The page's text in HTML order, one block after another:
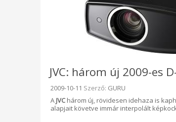
JVC: három új 2009-es
Beküldve:
2009-10-11 Szerző: GURU
A JVC három új, rövidesen idehaza is
alapjait követve immár interpolált